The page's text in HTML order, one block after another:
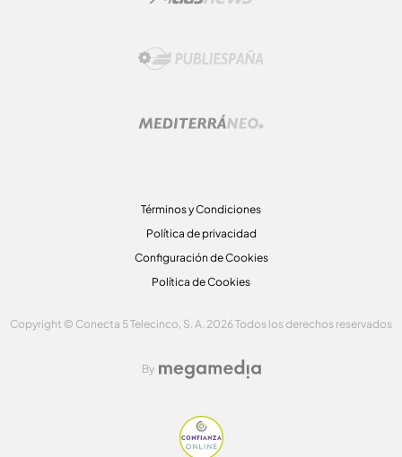
Términos y Condiciones
Política de privacidad
Configuración de Cookies
Política de Cookies
Copyright © Conecta 5 Telecinco, S. A. 2026 Todos los derechos reservados
By